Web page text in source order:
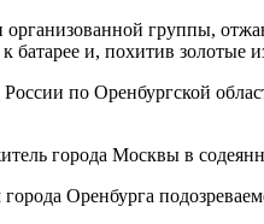
организованной группы,
батарее и, похитив золотые
по Оренбургской
города Москвы в
Оренбурга